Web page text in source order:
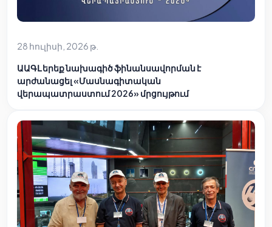
28 հուլիսի, 2026 թ.
ԱԱԳԼ երեք նախագիծ ֆինանսավորման է
արժանացել «Մասնագիտական
վերապատրաստում 2026» մրցույթում